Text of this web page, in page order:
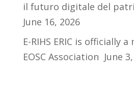
il futuro digitale del
June 16, 2026
E-RIHS ERIC is officially
EOSC Association June